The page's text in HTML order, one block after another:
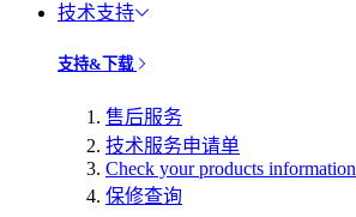
技术支持
支持&下载
售后服务
技术服务申请单
Check your products information
保修查询